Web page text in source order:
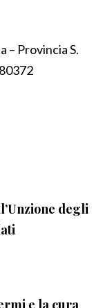
– Provincia S.
degli
e la cura